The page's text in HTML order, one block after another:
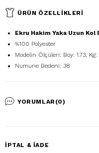
ÜRÜN ÖZELLIKLERI
Ekru Hakim Yaka Uzun Kol
%100 Polyester
Modelin Ölçüleri: Boy: 1.73,
Numune Bedeni: 38
YORUMLAR (0)
İPTAL & İADE